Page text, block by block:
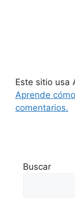
Este sitio usa
Aprende
comentarios.
Buscar